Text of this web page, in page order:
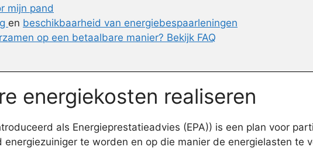
mijn pand
en beschikbaarheid van energiebespaarleningen
op een betaalbare manier? Bekijk FAQ
energiekosten realiseren
als Energieprestatieadvies (EPA)) is een plan voor
te worden en op die manier de energielasten te